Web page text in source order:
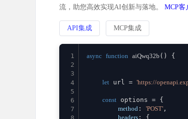
流，助您高效实现AI创新与落地。 MCP
API集成 MCP集成
1
2
3
4
5
6
7
async function aiQwq32b ( ) {
let url = 'https://
const options = {
method : 'POST' ,
headers : {